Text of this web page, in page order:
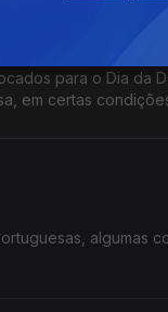
para o Dia da
em certas
algumas